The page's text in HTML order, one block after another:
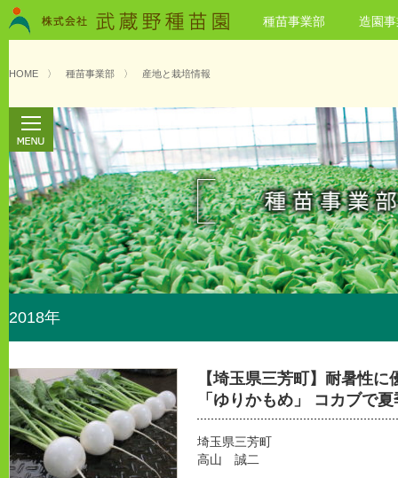
種苗事業部 造園
HOME 〉 種苗事業部 〉 産地と栽培情報
2018年
【埼玉県三芳町】耐暑性
「ゆりかもめ」 コカブで
埼玉県三芳町
高山 誠二